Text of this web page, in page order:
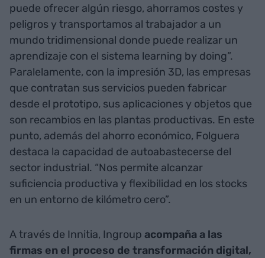
puede ofrecer algún riesgo, ahorramos costes y
peligros y transportamos al trabajador a un
mundo tridimensional donde puede realizar un
aprendizaje con el sistema learning by doing”.
Paralelamente, con la impresión 3D, las empresas
que contratan sus servicios pueden fabricar
desde el prototipo, sus aplicaciones y objetos que
son recambios en las plantas productivas. En este
punto, además del ahorro económico, Folguera
destaca la capacidad de autoabastecerse del
sector industrial. “Nos permite alcanzar
suficiencia productiva y flexibilidad en los stocks
en un entorno de kilómetro cero”.
A través de Innitia, Ingroup acompaña a las
firmas en el proceso de transformación digital,